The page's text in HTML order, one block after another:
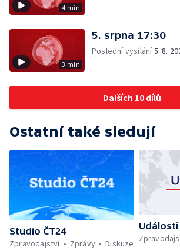
4 min
3 min
5. srpna 17:30
Poslední vysílání5. 8.
Dalších 10 dílů
Ostatní také sledují
Studio ČT24
Zpravodajství
Zprávy Diskuze
Události